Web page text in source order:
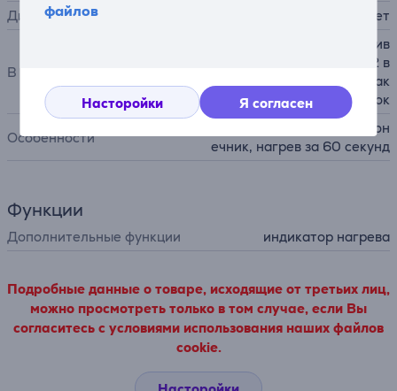
файлов
Насторойки Я согласен
Дисплей
нет
В комплекте
конические щипцы для завив
ки, выпрямитель и гофре 2 в
1, щетка 32 мм, сумка, 6 зак
олок
Особенности
термоизолированный након
ечник, нагрев за 60 секунд
Функции
Дополнительные функции индикатор нагрева
Подробные данные о товаре, исходящие от третьих лиц,
можно просмотреть только в том случае, если Вы
согласитесь с условиями использования наших файлов
cookie.